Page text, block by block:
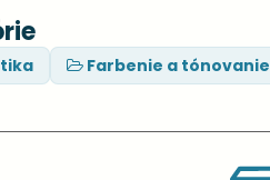
Farbenie a tónovanie